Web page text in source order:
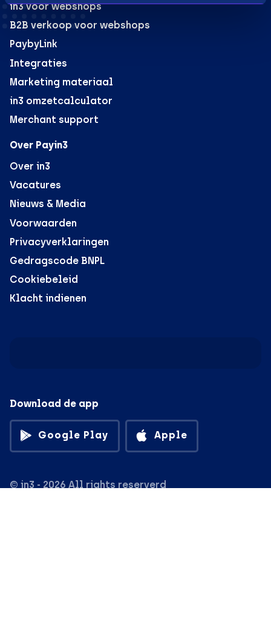
in3 voor webshops
B2B verkoop voor webshops
PaybyLink
Integraties
Marketing materiaal
in3 omzetcalculator
Merchant support
Over Payin3
Over in3
Vacatures
Nieuws & Media
Voorwaarden
Privacyverklaringen
Gedragscode BNPL
Cookiebeleid
Klacht indienen
Download de app
Google Play Apple
© in3 - 2026 All rights reserverd